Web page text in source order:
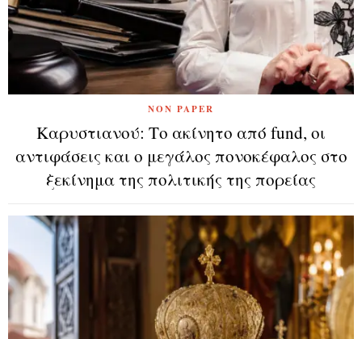
NON PAPER
Καρυστιανού: Το ακίνητο από fund, οι
αντιφάσεις και ο μεγάλος πονοκέφαλος στο
ξεκίνημα της πολιτικής της πορείας